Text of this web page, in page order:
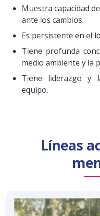
Muestra capacidad
ante los cambios.
Es persistente en el
Tiene profunda
medio ambiente y la
Tiene liderazgo y
equipo.
Líneas